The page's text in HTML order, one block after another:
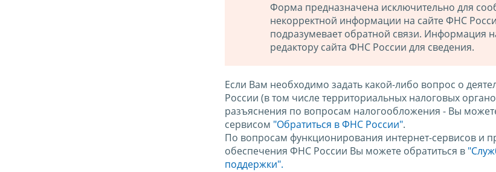
Форма предназначена исключительно для
некорректной информации на сайте ФНС
подразумевает обратной связи. Информация
редактору сайта ФНС России для сведения.
Если Вам необходимо задать какой-либо вопрос о
России (в том числе территориальных налоговых
разъяснения по вопросам налогообложения - Вы
сервисом "Обратиться в ФНС России".
По вопросам функционирования интернет-сервисов и
обеспечения ФНС России Вы можете обратиться в
поддержки".